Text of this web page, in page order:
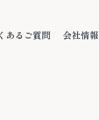
あるご質問
会社情報